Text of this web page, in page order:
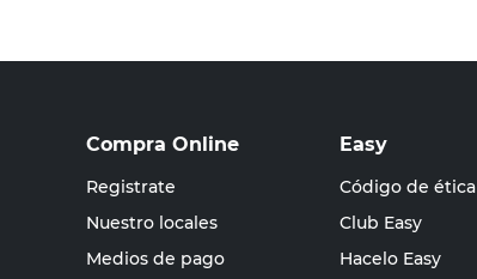
Compra Online
Registrate
Nuestro locales
Medios de pago
Easy
Código de ética
Club Easy
Hacelo Easy